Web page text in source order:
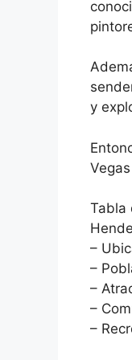
y
Tabla
–
–
–
–
–